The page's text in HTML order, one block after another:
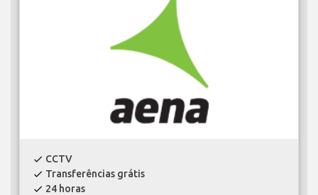
check CCTV
check Transferências grátis
check 24 horas